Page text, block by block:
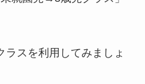
ラスを利用してみましょ